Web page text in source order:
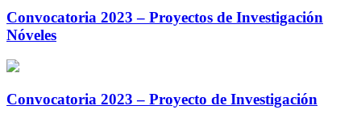
Convocatoria 2023 – Proyectos de Investigación
Nóveles
Convocatoria 2023 – Proyecto de Investigación